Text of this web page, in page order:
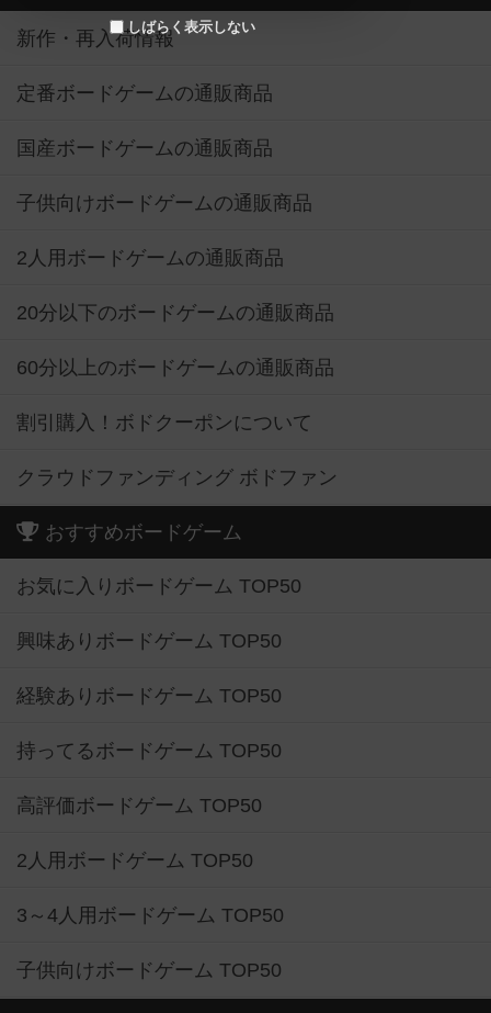
しばらく表示しない
新作・再入荷情報
定番ボードゲームの通販商品
国産ボードゲームの通販商品
子供向けボードゲームの通販商品
2人用ボードゲームの通販商品
20分以下のボードゲームの通販商品
60分以上のボードゲームの通販商品
割引購入！ボドクーポンについて
クラウドファンディング ボドファン
おすすめボードゲーム
お気に入りボードゲーム TOP50
興味ありボードゲーム TOP50
経験ありボードゲーム TOP50
持ってるボードゲーム TOP50
高評価ボードゲーム TOP50
2人用ボードゲーム TOP50
3～4人用ボードゲーム TOP50
子供向けボードゲーム TOP50